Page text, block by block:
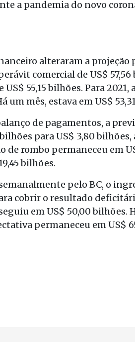
a pandemia do novo
alteraram a projeção
comercial de US$
US$ 55,15 bilhões. Para
um mês, estava em US$
de pagamentos, a
para US$ 3,80
de rombo permaneceu em
bilhões.
pelo BC, o
cobrir o resultado
em US$ 50,00 bilhões.
permaneceu em US$